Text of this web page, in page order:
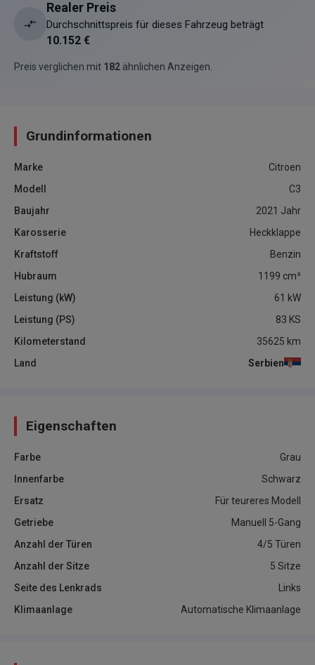
Realer Preis
Durchschnittspreis für dieses Fahrzeug beträgt
10.152 €
Preis verglichen mit 182 ähnlichen Anzeigen
Grundinformationen
Marke
Citroen
Modell
C3
Baujahr
2021 Jahr
Karosserie
Heckklappe
Kraftstoff
Benzin
Hubraum
1199 cm³
Leistung (kW)
61 kW
Leistung (PS)
83 KS
Kilometerstand
35625 km
Land
Serbien
Eigenschaften
Farbe
Grau
Innenfarbe
Schwarz
Ersatz
Für teureres Modell
Getriebe
Manuell 5-Gang
Anzahl der Türen
4/5 Türen
Anzahl der Sitze
5 Sitze
Seite des Lenkrads
Links
Klimaanlage
Automatische Klimaanlage